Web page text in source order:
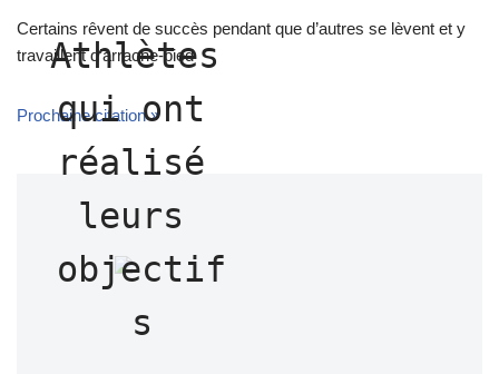
Certains rêvent de succès pendant que d’autres se lèvent et y
travaillent d’arrache-pied
Prochaine citation »
Athlètes
qui ont
réalisé
leurs
objectif
s